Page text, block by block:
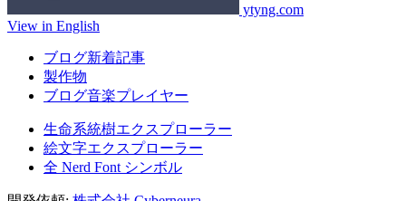
ytyng.com
View in English
ブログ新着記事
製作物
ブログ音楽プレイヤー
生命系統樹エクスプローラー
絵文字エクスプローラー
全 Nerd Font シンボル